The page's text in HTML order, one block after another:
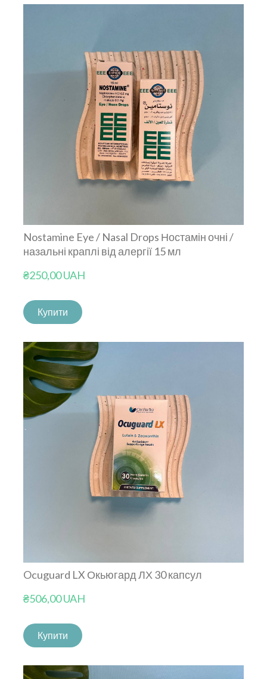
Nostamine Eye / Nasal Drops Ностамін очні /
назальні краплі від алергії 15 мл
₴250,00 UAH
Купити
Ocuguard LX Окьюгард ЛХ 30 капсул
₴506,00 UAH
Купити